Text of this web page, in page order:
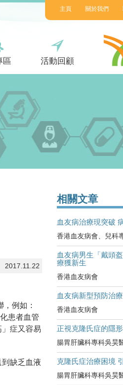
區 活動回顧
主頁 關於我們
2017.11.22
例如：
患者血管
症又容易
缺乏血液
相關文章
血友病治療現突破
香港血友病會、兒科
血友病男生「戴頭
療獲新生
香港血友病會
血友病新型預防治
香港血友病會
正視克隆氏症的隱
腸胃肝臟科專科吳昊
克隆氏症治療困境
腸胃肝臟科專科吳昊